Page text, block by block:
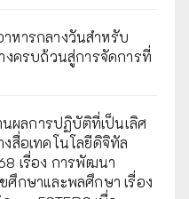
หารกลางวันสำหรับ
ครบถ้วนสู่การจัดการที่
นผลการปฏิบัติที่เป็นเลิศ
งสื่อเทคโนโลยีดิจิทัล
เรื่อง การพัฒนา
กษาและพลศึกษา เรื่อง